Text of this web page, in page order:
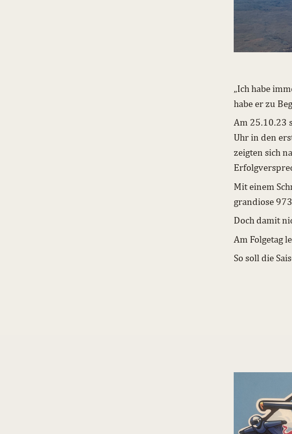
„Ich habe
habe er zu
Am 25.10.23
Uhr in den
zeigten sich
Mit einem
grandiose
Doch damit
Am Folgetag
So soll die